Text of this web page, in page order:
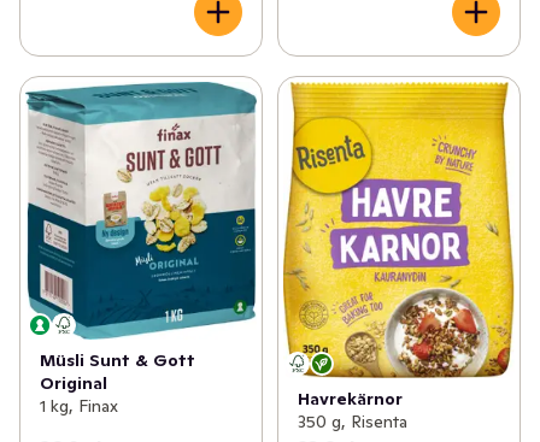
Müsli Sunt & Gott
Original
1 kg, Finax
Havrekärnor
350 g, Risenta